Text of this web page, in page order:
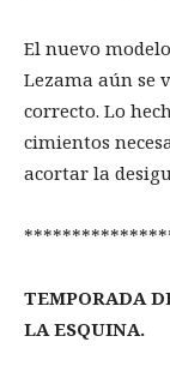
El nuevo
Lezama aún se
correcto. Lo
cimientos
acortar la
TEMPORADA
LA ESQUINA.